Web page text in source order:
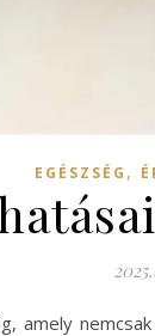
EGÉSZSÉG ,
amely